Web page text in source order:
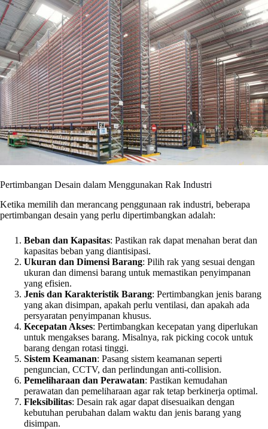
Pertimbangan Desain dalam Menggunakan Rak Industri
Ketika memilih dan merancang penggunaan rak industri, beberapa
pertimbangan desain yang perlu dipertimbangkan adalah:
Beban dan Kapasitas: Pastikan rak dapat menahan berat dan
kapasitas beban yang diantisipasi.
Ukuran dan Dimensi Barang: Pilih rak yang sesuai dengan
ukuran dan dimensi barang untuk memastikan penyimpanan
yang efisien.
Jenis dan Karakteristik Barang: Pertimbangkan jenis barang
yang akan disimpan, apakah perlu ventilasi, dan apakah ada
persyaratan penyimpanan khusus.
Kecepatan Akses: Pertimbangkan kecepatan yang diperlukan
untuk mengakses barang. Misalnya, rak picking cocok untuk
barang dengan rotasi tinggi.
Sistem Keamanan: Pasang sistem keamanan seperti
penguncian, CCTV, dan perlindungan anti-collision.
Pemeliharaan dan Perawatan: Pastikan kemudahan
perawatan dan pemeliharaan agar rak tetap berkinerja optimal.
Fleksibilitas: Desain rak agar dapat disesuaikan dengan
kebutuhan perubahan dalam waktu dan jenis barang yang
disimpan.